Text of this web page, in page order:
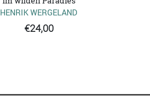
HENRIK WERGELAND
€24,00